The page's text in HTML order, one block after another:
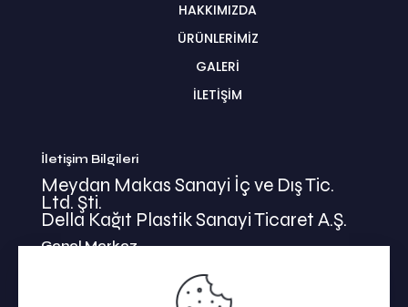
HAKKIMIZDA
ÜRÜNLERİMİZ
GALERİ
İLETİŞİM
İletişim Bilgileri
Meydan Makas Sanayi İç ve Dış Tic.
Ltd. Şti.
Della Kağıt Plastik Sanayi Ticaret A.Ş.
Genel Merkez
İkitelli Mehmet Akif Mahallesi
Bahariye Cad. Basın Ekspress Yolu No:47/1